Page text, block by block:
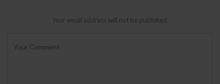
Your email address will not be published.